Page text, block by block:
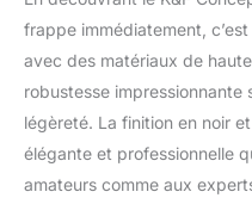
frappe immédiatement,
avec des matériaux de
robustesse impressionnante
légèreté. La finition en noir
élégante et professionnelle
amateurs comme aux